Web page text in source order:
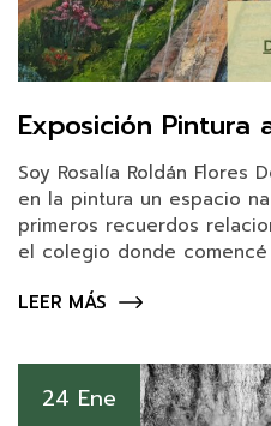
Exposición Pintura
Soy Rosalía Roldán Flores
en la pintura un espacio
primeros recuerdos
el colegio donde comencé
LEER MÁS
24 Ene